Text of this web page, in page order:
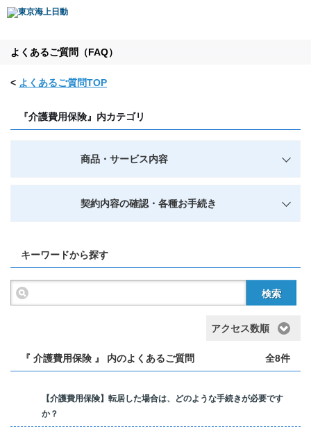
よくあるご質問（FAQ）
< よくあるご質問TOP
『介護費用保険』内カテゴリ
商品・サービス内容
契約内容の確認・各種お手続き
キーワードから探す
検索
アクセス数順
『 介護費用保険 』 内のよくあるご質問 全8件
【介護費用保険】転居した場合は、どのような手続きが必要です
か？